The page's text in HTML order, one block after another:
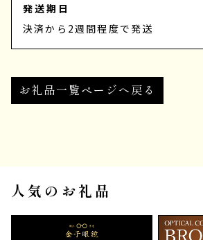
発送期日
決済から2週間程度で発送
お礼品一覧ページへ戻る
人気のお礼品